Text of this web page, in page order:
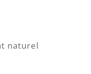
naturel